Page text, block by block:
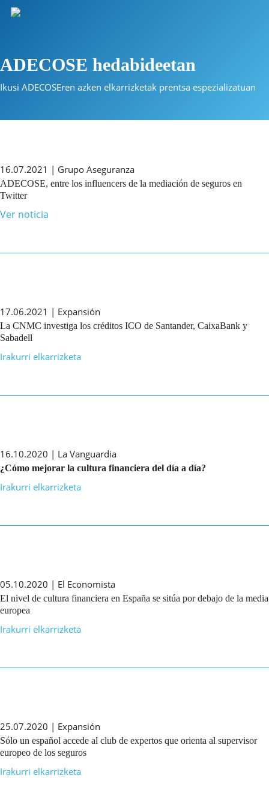
Skip
content
ADECOSE hedabideetan
Ikusi ADECOSEren azken elkarrizketak prentsa espezializatuan
16.07.2021 | Grupo Aseguranza
ADECOSE, entre los influencers de la mediación de seguros en
Twitter
Ver noticia
17.06.2021 | Expansión
La CNMC investiga los créditos ICO de Santander, CaixaBank y
Sabadell
Irakurri elkarrizketa
16.10.2020 | La Vanguardia
¿Cómo mejorar la cultura financiera del día a día?
Irakurri elkarrizketa
05.10.2020 | El Economista
El nivel de cultura financiera en España se sitúa por debajo de la media
europea
Irakurri elkarrizketa
25.07.2020 | Expansión
Sólo un español accede al club de expertos que orienta al supervisor
europeo de los seguros
Irakurri elkarrizketa